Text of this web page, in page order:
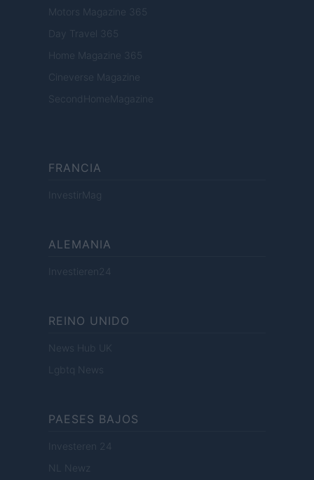
Motors Magazine 365
Day Travel 365
Home Magazine 365
Cineverse Magazine
SecondHomeMagazine
FRANCIA
InvestirMag
ALEMANIA
Investieren24
REINO UNIDO
News Hub UK
Lgbtq News
PAESES BAJOS
Investeren 24
NL Newz